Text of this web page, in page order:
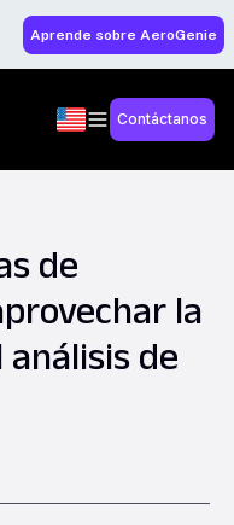
Aprende sobre AeroGenie
Contáctanos
de
la
de